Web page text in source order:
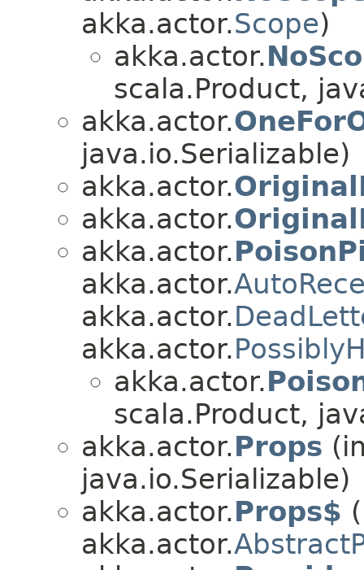
akka.actor.Scope)
akka.actor.
scala.Product,
akka.actor.
java.io.Serializable)
akka.actor.
akka.actor.
akka.actor.
akka.actor.
akka.actor.
akka.actor.
akka.actor.
scala.Product,
akka.actor.Props
java.io.Serializable)
akka.actor.Props$
akka.actor.